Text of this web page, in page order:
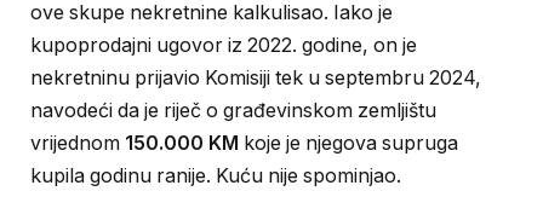
ove skupe nekretnine kalkulisao. Iako je
kupoprodajni ugovor iz 2022. godine, on je
nekretninu prijavio Komisiji tek u septembru 2024,
navodeći da je riječ o građevinskom zemljištu
vrijednom 150.000 KM koje je njegova supruga
kupila godinu ranije. Kuću nije spominjao.